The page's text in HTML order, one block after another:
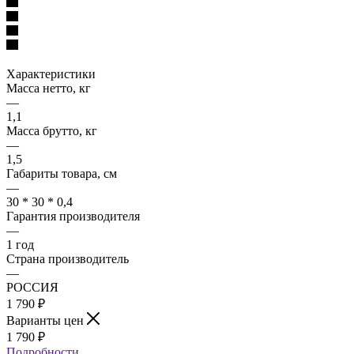
Характеристики
Масса нетто, кг
—
1,1
Масса брутто, кг
—
1,5
Габариты товара, см
—
30 * 30 * 0,4
Гарантия производителя
—
1 год
Страна производитель
—
РОССИЯ
1 790 ₽
Варианты цен
1 790 ₽